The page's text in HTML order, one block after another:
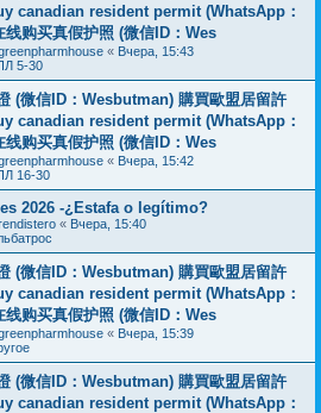
canadian resident permit (WhatsApp：
线购买真假护照 (微信ID：Wes
« Вчера, 15:43
5-30
(微信ID：Wesbutman) 購買歐盟居留許
canadian resident permit (WhatsApp：
线购买真假护照 (微信ID：Wes
« Вчера, 15:42
16-30
2026 -¿Estafa o legítimo?
« Вчера, 15:40
(微信ID：Wesbutman) 購買歐盟居留許
canadian resident permit (WhatsApp：
线购买真假护照 (微信ID：Wes
« Вчера, 15:39
(微信ID：Wesbutman) 購買歐盟居留許
canadian resident permit (WhatsApp：